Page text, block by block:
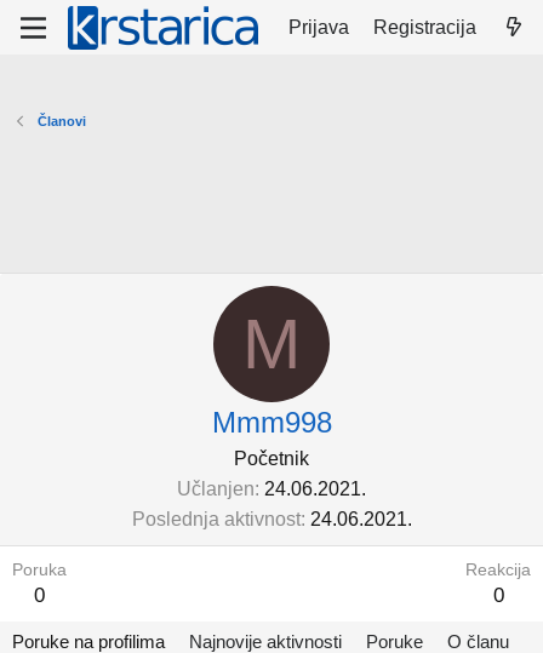
Prijava Registracija
Članovi
M
Mmm998
Početnik
Učlanjen 24.06.2021.
Poslednja aktivnost 24.06.2021.
Poruka
0
Reakcija
0
Poruke na profilima Najnovije aktivnosti Poruke O članu